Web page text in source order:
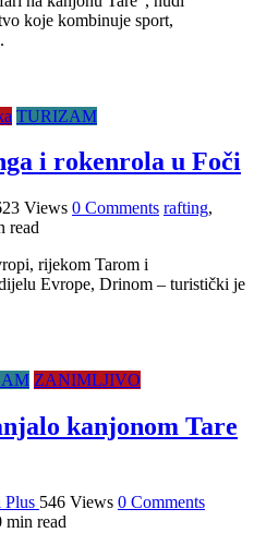
koje kombinuje sport,
TURIZAM
i rokenrola u Foči
Views 0 Comments rafting,
read
rijekom Tarom i
Evrope, Drinom – turistički je
ZANIMLJIVO
kanjonom Tare
Plus 546 Views 0 Comments
min read